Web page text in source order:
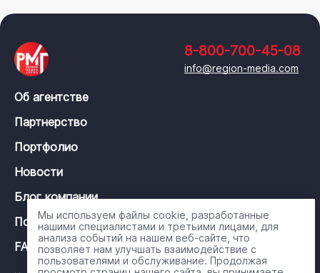
8-800-700-45-08
info@region-media.com
Об агентстве
Партнерство
Портфолио
Новости
Блог компании
Политика конфиденциальности
FAQ
Мы используем файлы cookie, разработанные
нашими специалистами и третьими лицами, для
анализа событий на нашем веб-сайте, что
позволяет нам улучшать взаимодействие с
пользователями и обслуживание. Продолжая